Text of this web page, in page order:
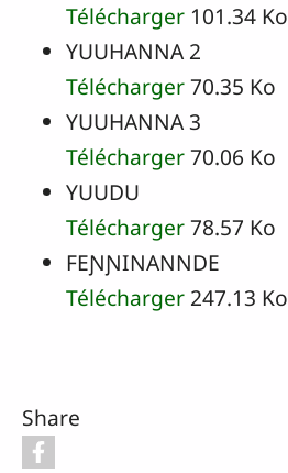
Télécharger 101.34 Ko
YUUHANNA 2
Télécharger70.35 Ko
YUUHANNA 3
Télécharger70.06 Ko
YUUDU
Télécharger78.57 Ko
FEƝƝINANNDE
Télécharger 247.13 Ko
Share